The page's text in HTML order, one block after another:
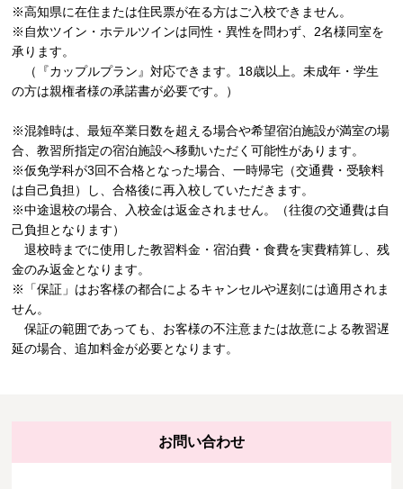
※高知県に在住または住民票が在る方はご入校できません。
※自炊ツイン・ホテルツインは同性・異性を問わず、2名様同室を
承ります。
（『カップルプラン』対応できます。18歳以上。未成年・学生
の方は親権者様の承諾書が必要です。）
※混雑時は、最短卒業日数を超える場合や希望宿泊施設が満室の場
合、教習所指定の宿泊施設へ移動いただく可能性があります。
※仮免学科が3回不合格となった場合、一時帰宅（交通費・受験料
は自己負担）し、合格後に再入校していただきます。
※中途退校の場合、入校金は返金されません。（往復の交通費は自
己負担となります）
退校時までに使用した教習料金・宿泊費・食費を実費精算し、残
金のみ返金となります。
※「保証」はお客様の都合によるキャンセルや遅刻には適用されま
せん。
保証の範囲であっても、お客様の不注意または故意による教習遅
延の場合、追加料金が必要となります。
お問い合わせ